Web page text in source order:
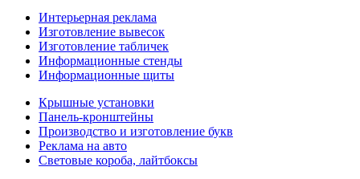
Интерьерная реклама
Изготовление вывесок
Изготовление табличек
Информационные стенды
Информационные щиты
Крышные установки
Панель-кронштейны
Производство и изготовление букв
Реклама на авто
Световые короба, лайтбоксы